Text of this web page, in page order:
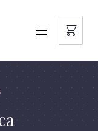
NAVIGATION